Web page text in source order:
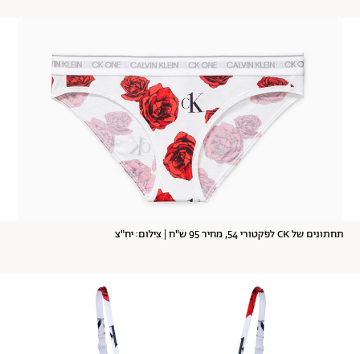
תחתונים של CK לפקטורי 54, מחיר 95 ש"ח | צילום: יח"צ